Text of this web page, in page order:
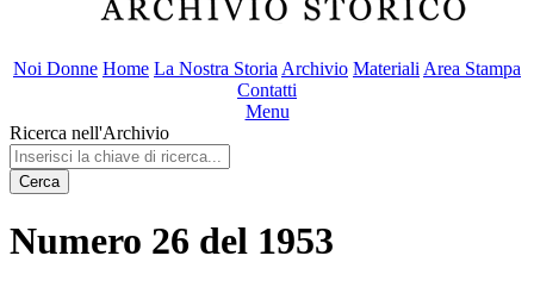
Noi Donne Home La Nostra Storia Archivio Materiali Area Stampa
Contatti
Menu
Ricerca nell'Archivio
Cerca
Numero 26 del 1953